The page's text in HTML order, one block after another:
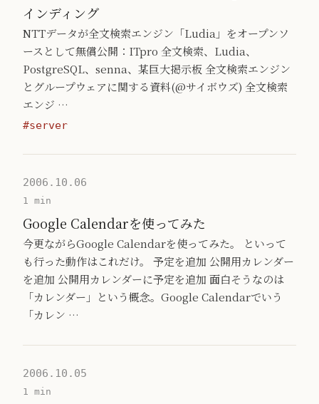
インディング
NTTデータが全文検索エンジン「Ludia」をオープンソ
ースとして無償公開：ITpro 全文検索、Ludia、
PostgreSQL、senna、某巨大掲示板 全文検索エンジン
とグループウェアに関する資料(@サイボウズ) 全文検索
エンジ …
#server
2006.10.06
1 min
Google Calendarを使ってみた
今更ながらGoogle Calendarを使ってみた。 といって
も行った動作はこれだけ。 予定を追加 公開用カレンダー
を追加 公開用カレンダーに予定を追加 面白そうなのは
「カレンダー」という概念。Google Calendarでいう
「カレン …
2006.10.05
1 min